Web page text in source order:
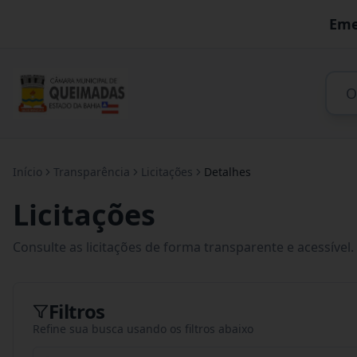
Início Transparência Licitações Detalhes
Licitações
Consulte as licitações de forma transparente e acessível.
Filtros
Refine sua busca usando os filtros abaixo